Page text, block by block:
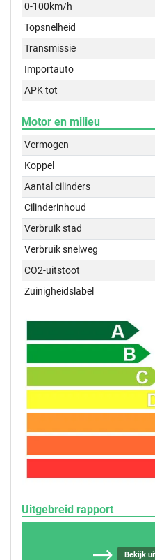
0-100km/h
Topsnelheid
Transmissie
Importauto
APK tot
Motor en milieu
Vermogen
Koppel
Aantal cilinders
Cilinderinhoud
Verbruik stad
Verbruik snelweg
CO2-uitstoot
Zuinigheidslabel
Uitgebreid rapport
Bekijk